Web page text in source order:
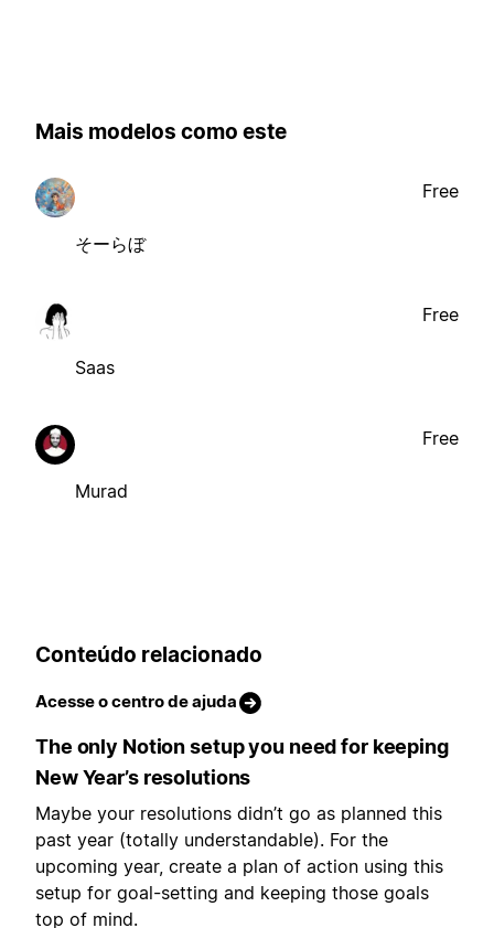
Mais modelos como este
そーらぼ
Free
Saas
Free
Murad
Free
Conteúdo relacionado
Acesse o centro de ajuda
The only Notion setup you need for keeping
New Year’s resolutions
Maybe your resolutions didn’t go as planned this
past year (totally understandable). For the
upcoming year, create a plan of action using this
setup for goal-setting and keeping those goals
top of mind.